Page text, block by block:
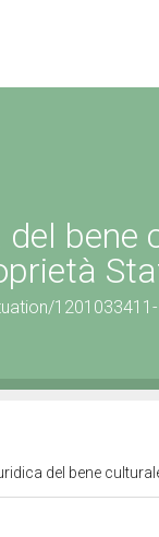
bene
del bene